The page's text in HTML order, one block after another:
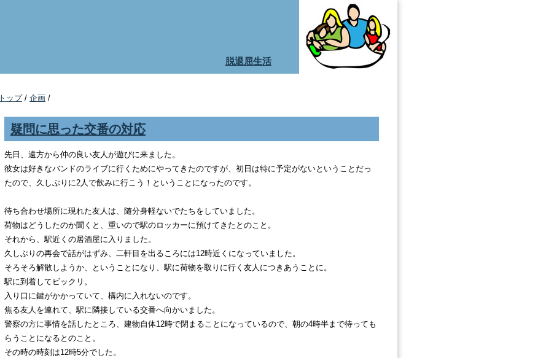
脱退屈生活
トップ/ 企画 /
疑問に思った交番の対応
先日、遠方から仲の良い友人が遊びに来ました。
彼女は好きなバンドのライブに行くためにやってきたのですが、初日は特に予定がないということだっ
たので、久しぶりに2人で飲みに行こう！ということになったのです。
待ち合わせ場所に現れた友人は、随分身軽ないでたちをしていました。
荷物はどうしたのか聞くと、重いので駅のロッカーに預けてきたとのこと。
それから、駅近くの居酒屋に入りました。
久しぶりの再会で話がはずみ、二軒目を出るころには12時近くになっていました。
そろそろ解散しようか、ということになり、駅に荷物を取りに行く友人につきあうことに。
駅に到着してビックリ。
入り口に鍵がかかっていて、構内に入れないのです。
焦る友人を連れて、駅に隣接している交番へ向かいました。
警察の方に事情を話したところ、建物自体12時で閉まることになっているので、朝の4時半まで待っても
らうことになるとのこと。
その時の時刻は12時5分でした。